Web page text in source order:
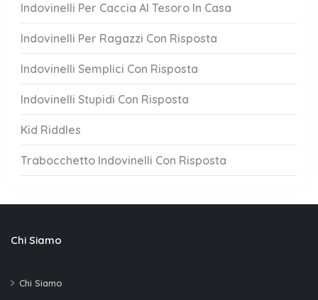
Indovinelli Per Caccia Al Tesoro In Casa
Indovinelli Per Ragazzi Con Risposta
Indovinelli Semplici Con Risposta
Indovinelli Stupidi Con Risposta
Kid Riddles
Trabocchetto Indovinelli Con Risposta
Chi Siamo
Chi Siamo